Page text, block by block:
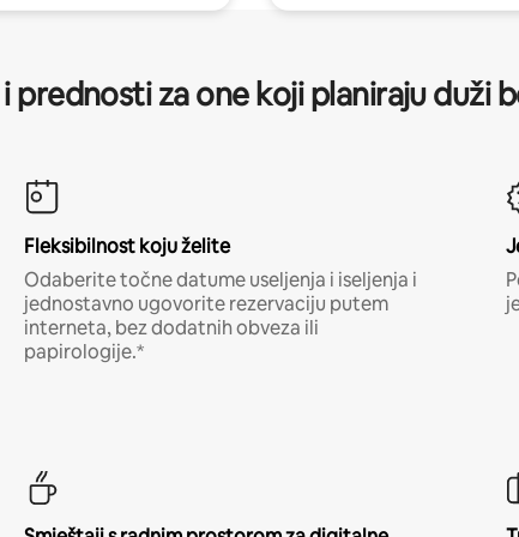
i prednosti za one koji planiraju duži
Fleksibilnost koju želite
Odaberite točne datume useljenja i iseljenja i
jednostavno ugovorite rezervaciju putem
interneta, bez dodatnih obveza ili
papirologije.*